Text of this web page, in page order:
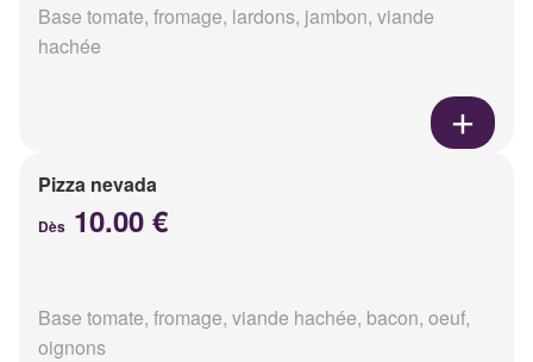
Base tomate, fromage, lardons, jambon, viande
hachée
Pizza nevada
Dès 10.00 €
Base tomate, fromage, viande hachée, bacon, oeuf,
oignons